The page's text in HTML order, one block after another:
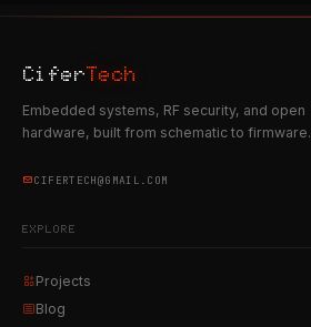
CiferTech
Embedded systems, RF security, and open
hardware, built from schematic to firmware.
CIFERTECH@GMAIL.COM
EXPLORE
Projects
Blog